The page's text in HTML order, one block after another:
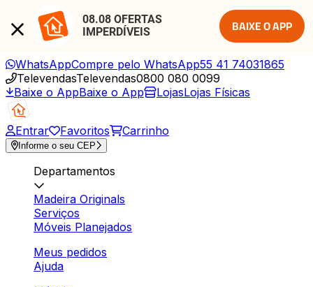
08.08 OFERTAS
IMPERDÍVEIS
BAIXE O APP
WhatsAppCompre pelo WhatsApp55 41 74031865
TelevendasTelevendas0800 080 0099
Baixe o AppBaixe o App LojasLojas Físicas
Entrar Favoritos Carrinho
Informe o seu CEP
Departamentos
Madeira Originals
Serviços
Móveis Planejados
Meus pedidos
Ajuda